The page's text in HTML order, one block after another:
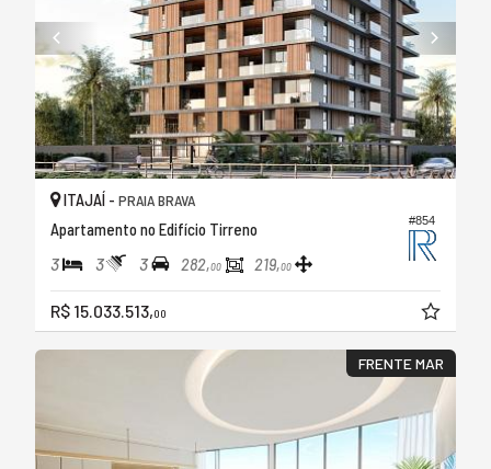
#854
ITAJAÍ - PRAIA BRAVA
Apartamento no Edifício Tirreno
3 3 3 282,00 219,00
R$ 15.033.513,00
FRENTE MAR